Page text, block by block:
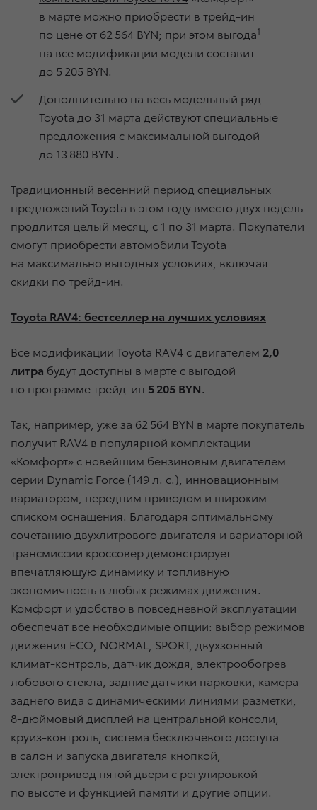
в марте можно приобрести в трейд-ин
по цене от 62 564 BYN; при этом выгода1
на все модификации модели составит
до 5 205 BYN.
Дополнительно на весь модельный ряд
Toyota до 31 марта действуют специальные
предложения с максимальной выгодой
до 13 880 BYN .
Традиционный весенний период специальных
предложений Toyota в этом году вместо двух недель
продлится целый месяц, с 1 по 31 марта. Покупатели
смогут приобрести автомобили Toyota
на максимально выгодных условиях, включая
скидки по трейд-ин.
Toyota RAV4: бестселлер на лучших условиях
Все модификации Toyota RAV4 с двигателем 2,0
литра будут доступны в марте с выгодой
по программе трейд-ин 5 205 BYN.
Так, например, уже за 62 564 BYN в марте покупатель
получит RAV4 в популярной комплектации
«Комфорт» с новейшим бензиновым двигателем
серии Dynamic Force (149 л. с.), инновационным
вариатором, передним приводом и широким
списком оснащения. Благодаря оптимальному
сочетанию двухлитрового двигателя и вариаторной
трансмиссии кроссовер демонстрирует
впечатляющую динамику и топливную
экономичность в любых режимах движения.
Комфорт и удобство в повседневной эксплуатации
обеспечат все необходимые опции: выбор режимов
движения ECO, NORMAL, SPORT, двухзонный
климат-контроль, датчик дождя, электрообогрев
лобового стекла, задние датчики парковки, камера
заднего вида с динамическими линиями разметки,
8-дюймовый дисплей на центральной консоли,
круиз-контроль, система бесключевого доступа
в салон и запуска двигателя кнопкой,
электропривод пятой двери с регулировкой
по высоте и функцией памяти и другие опции.